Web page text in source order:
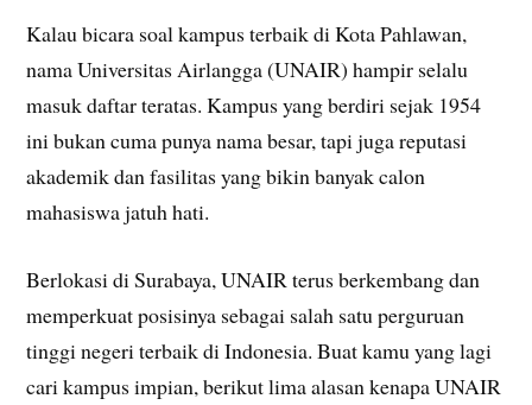
Kalau bicara soal kampus terbaik di Kota Pahlawan,
nama Universitas Airlangga (UNAIR) hampir selalu
masuk daftar teratas. Kampus yang berdiri sejak 1954
ini bukan cuma punya nama besar, tapi juga reputasi
akademik dan fasilitas yang bikin banyak calon
mahasiswa jatuh hati.
Berlokasi di Surabaya, UNAIR terus berkembang dan
memperkuat posisinya sebagai salah satu perguruan
tinggi negeri terbaik di Indonesia. Buat kamu yang lagi
cari kampus impian, berikut lima alasan kenapa UNAIR